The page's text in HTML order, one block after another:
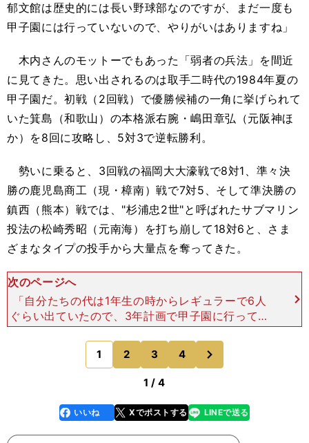
郁文館は歴史的には長い野球部なのですが、まだ一度も
甲子園には行っていないので、やりがいはありますね」
木内さんのモットーでもあった「弱者の兵法」を間近
に見てきた。思い出されるのは取手二時代の1984年夏の
甲子園だ。初戦（2回戦）で優勝候補の一角に挙げられて
いた箕島（和歌山）の本格派右腕・嶋田章弘（元阪神ほ
か）を8回に攻略し、5対3で逆転勝利。
勢いに乗ると、3回戦の福岡大大濠戦で8対1、準々決
勝の鹿児島商工（現・樟南）戦で7対5、そして準決勝の
鎮西（熊本）戦では、"杉浦忠2世"と呼ばれたサブマリン
投法の松崎秀昭（元南海）を打ち崩して18対6と、さま
ざまなタイプの投手から大量点を奪ってきた。
次のページへ
「自分たちの代は1年生の時からレギュラーで6人
ぐらい出ていたので、3年計画で甲子園に行って上
位を目指そうというのがあったと思います。木内監
督はチーム内で左右の横手投げや下手投げなど、全
員違うタイプを揃
1 2 3 4
のページへ
1 / 4
faceboo
k
いいね Xでポストする
line LINEで送る